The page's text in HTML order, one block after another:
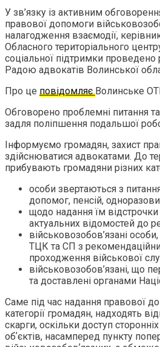
У зв’язку із активним
правової допомоги
налагодження взаємодії,
Обласного територіального
соціальної підтримки проведено
Радою адвокатів Волинської
Про це повідомляєВолинське
Обговорено проблемні питання
задля поліпшення подальшої
Інформуємо громадян, захист
здійснюватися адвокатами. До
прибувають громадяни різних
особи звертаються з
допомог, пенсій,
⁠щодо надання їм
актуальних відомостей до
військовозобов’язані
ТЦК та СП з
проходження військової
військовозобов’язані, що
та доставлені органами
Саме під час надання правової
категорії громадян, надходять
скарги, оскільки доступ
обʼєктів, насамперед пункту